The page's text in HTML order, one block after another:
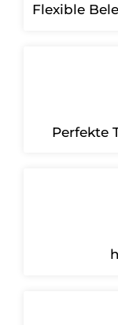
Flexible
Perfekte